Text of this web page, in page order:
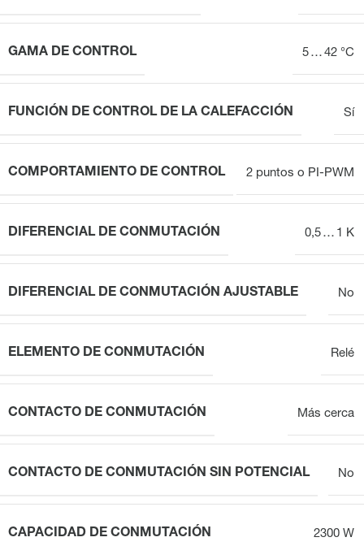
GAMA DE CONTROL 5 … 42 °C
FUNCIÓN DE CONTROL DE LA CALEFACCIÓN Sí
COMPORTAMIENTO DE CONTROL 2 puntos o PI-PWM
DIFERENCIAL DE CONMUTACIÓN 0,5 … 1 K
DIFERENCIAL DE CONMUTACIÓN AJUSTABLE No
ELEMENTO DE CONMUTACIÓN Relé
CONTACTO DE CONMUTACIÓN Más cerca
CONTACTO DE CONMUTACIÓN SIN POTENCIAL No
CAPACIDAD DE CONMUTACIÓN 2300 W